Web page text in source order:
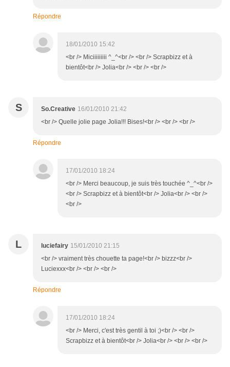
Répondre
18/01/2010 15:42
<br /> Miciiiiiiiii ^_^<br /> <br /> Scrapbizz et à
bientôt<br /> Jolia<br /> <br /> <br />
S So.Creative 16/01/2010 21:42
<br /> Quelle jolie page Jolia!!! Bises!<br /> <br /> <br />
Répondre
17/01/2010 18:24
<br /> Merci beaucoup, je suis très touchée ^_^<br />
<br /> Scrapbizz et à bientôt<br /> Jolia<br /> <br />
<br />
L luciefairy 15/01/2010 21:15
<br /> vraiment très chouette ta page!<br /> bizzz<br />
Luciexxx<br /> <br /> <br />
Répondre
17/01/2010 18:24
<br /> Merci, c'est très gentil à toi ;)<br /> <br />
Scrapbizz et à bientôt<br /> Jolia<br /> <br /> <br />